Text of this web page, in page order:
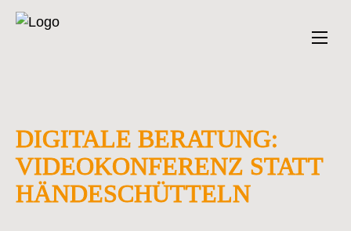
DIGITALE BERATUNG:
VIDEOKONFERENZ STATT
HÄNDESCHÜTTELN